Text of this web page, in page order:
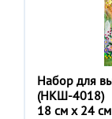
Набор для
(НКШ-4018)
18 см x 24 см